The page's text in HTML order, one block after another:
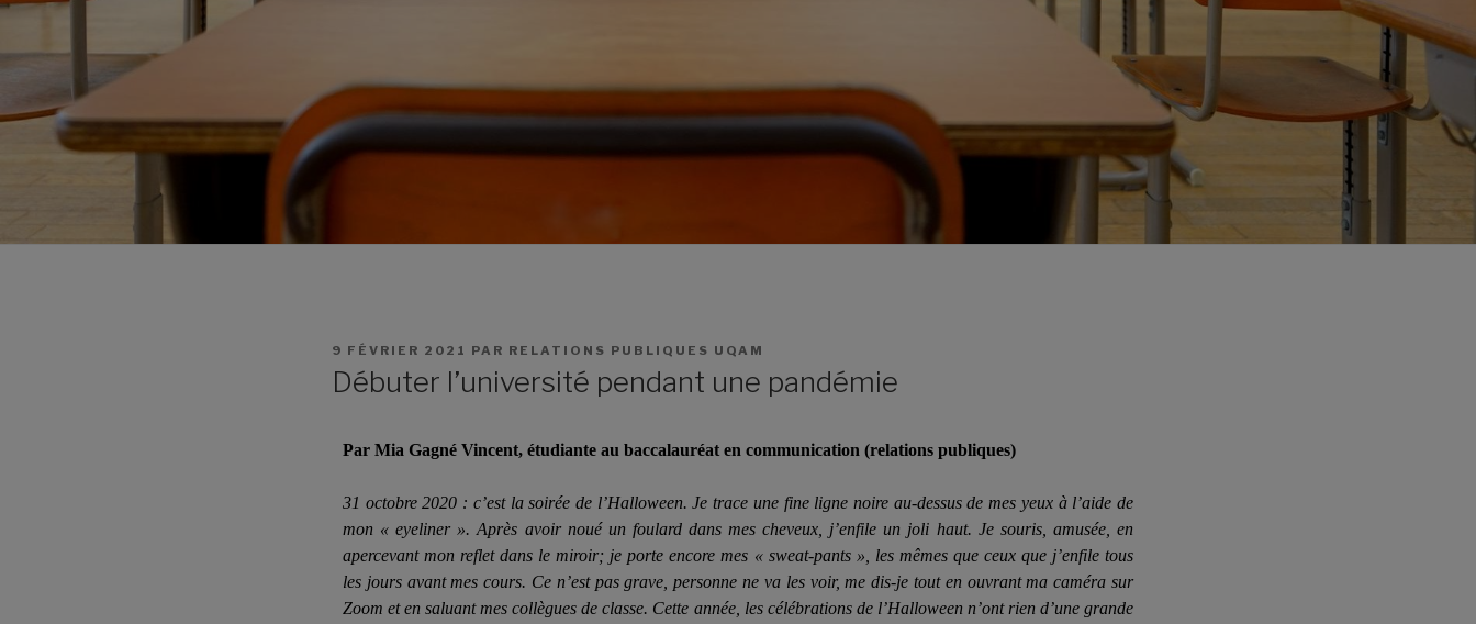
9 FÉVRIER 2021 PAR RELATIONS PUBLIQUES UQAM
Débuter l’université pendant une pandémie
Par Mia Gagné Vincent, étudiante au baccalauréat en communication (relations publiques)
31 octobre 2020 : c’est la soirée de l’Halloween. Je trace une fine ligne noire au-dessus de mes yeux à l’aide de
mon « eyeliner ». Après avoir noué un foulard dans mes cheveux, j’enfile un joli haut. Je souris, amusée, en
apercevant mon reflet dans le miroir; je porte encore mes « sweat-pants », les mêmes que ceux que j’enfile tous
les jours avant mes cours. Ce n’est pas grave, personne ne va les voir, me dis-je tout en ouvrant ma caméra sur
Zoom et en saluant mes collègues de classe. Cette année, les célébrations de l’Halloween n’ont rien d’une grande